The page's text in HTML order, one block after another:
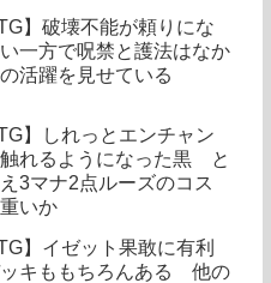
】破壊不能が頼りにな
一方で呪禁と護法はなか
活躍を見せている
】しれっとエンチャン
触れるようになった黒 と
3マナ2点ルーズのコス
重いか
】イゼット果敢に有利
キももちろんある 他の